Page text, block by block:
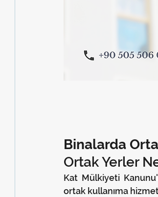
Binalarda
Ortak Yerler
Kat Mülkiyeti
ortak kullanıma